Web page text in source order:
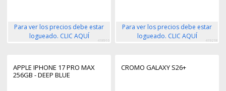
Para ver los precios debe estar
logueado. CLIC AQUÍ
418916
Para ver los precios debe estar
logueado. CLIC AQUÍ
419218
APPLE IPHONE 17 PRO MAX
256GB - DEEP BLUE
CROMO GALAXY S26+